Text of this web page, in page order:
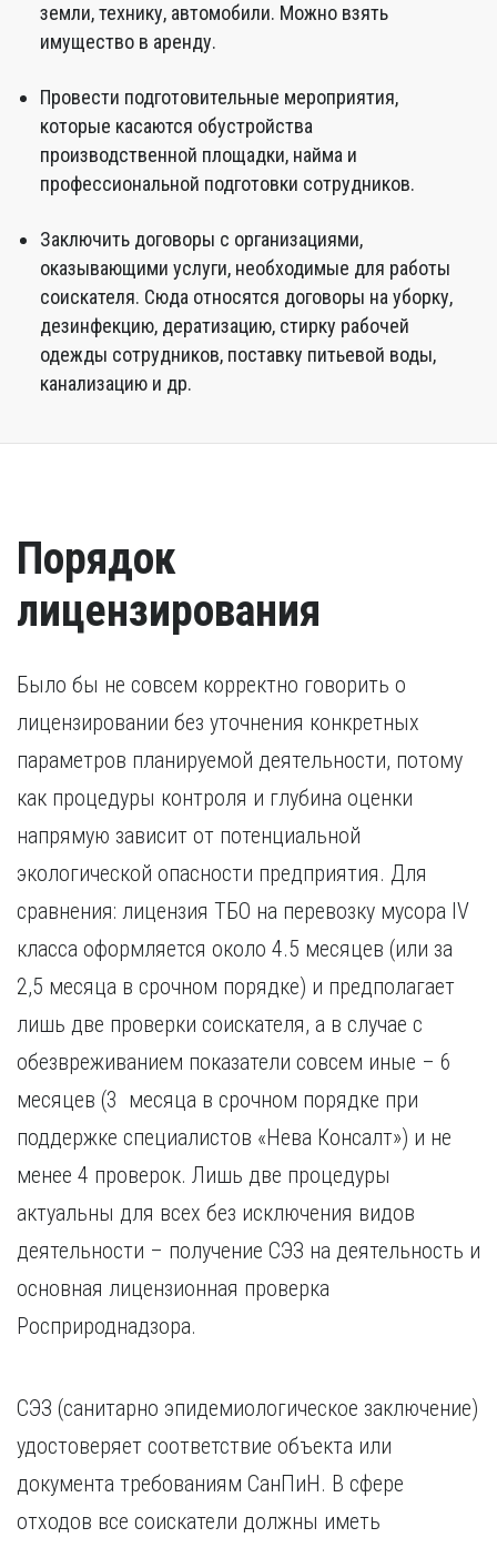
земли, технику, автомобили. Можно взять
имущество в аренду.
Провести подготовительные мероприятия,
которые касаются обустройства
производственной площадки, найма и
профессиональной подготовки сотрудников.
Заключить договоры с организациями,
оказывающими услуги, необходимые для работы
соискателя. Сюда относятся договоры на уборку,
дезинфекцию, дератизацию, стирку рабочей
одежды сотрудников, поставку питьевой воды,
канализацию и др.
Порядок
лицензирования
Было бы не совсем корректно говорить о
лицензировании без уточнения конкретных
параметров планируемой деятельности, потому
как процедуры контроля и глубина оценки
напрямую зависит от потенциальной
экологической опасности предприятия. Для
сравнения: лицензия ТБО на перевозку мусора IV
класса оформляется около 4.5 месяцев (или за
2,5 месяца в срочном порядке) и предполагает
лишь две проверки соискателя, а в случае с
обезвреживанием показатели совсем иные – 6
месяцев (3 месяца в срочном порядке при
поддержке специалистов «Нева Консалт») и не
менее 4 проверок. Лишь две процедуры
актуальны для всех без исключения видов
деятельности – получение СЭЗ на деятельность и
основная лицензионная проверка
Росприроднадзора.
СЭЗ (санитарно эпидемиологическое заключение)
удостоверяет соответствие объекта или
документа требованиям СанПиН. В сфере
отходов все соискатели должны иметь